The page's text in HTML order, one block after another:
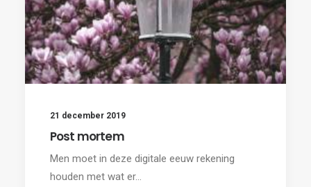
21 december 2019
Post mortem
Men moet in deze digitale eeuw rekening
houden met wat er…